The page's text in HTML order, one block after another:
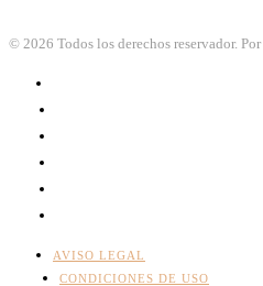
© 2026 Todos los derechos reservador. Por
AVISO LEGAL
CONDICIONES DE USO